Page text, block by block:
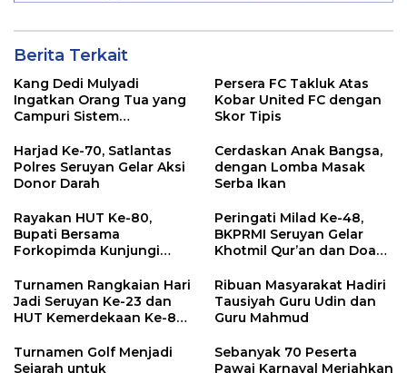
Berita Terkait
Kang Dedi Mulyadi
Ingatkan Orang Tua yang
Campuri Sistem
Antara Hak, Batas, dan
Etika Hukum Pendidikan
Persera FC Takluk Atas
Kobar United FC dengan
Skor Tipis
Harjad Ke-70, Satlantas
Polres Seruyan Gelar Aksi
Donor Darah
Cerdaskan Anak Bangsa,
dengan Lomba Masak
Serba Ikan
Rayakan HUT Ke-80,
Bupati Bersama
Forkopimda Kunjungi
Peringati Milad Ke-48,
BKPRMI Seruyan Gelar
Khotmil Qur’an dan Doa
Turnamen Rangkaian Hari
Jadi Seruyan Ke-23 dan
HUT Kemerdekaan Ke-80
Ribuan Masyarakat Hadiri
Tausiyah Guru Udin dan
Guru Mahmud
Turnamen Golf Menjadi
Sejarah untuk
Sebanyak 70 Peserta
Pawai Karnaval Meriahkan